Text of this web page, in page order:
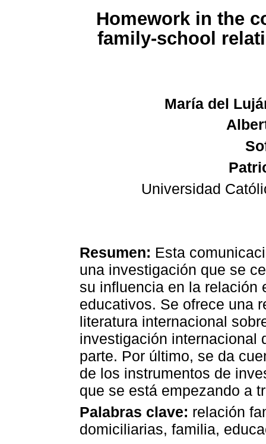
Homework in the
family-school
María del
Universidad
Resumen: Esta
una investigación que se
su influencia en la relación
educativos. Se ofrece una
literatura internacional
investigación internacional
parte. Por último, se da
de los instrumentos de
que se está empezando a
Palabras clave: relación
domiciliarias, familia,